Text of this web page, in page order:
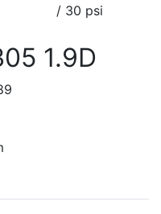
/ 30 psi
1.9D